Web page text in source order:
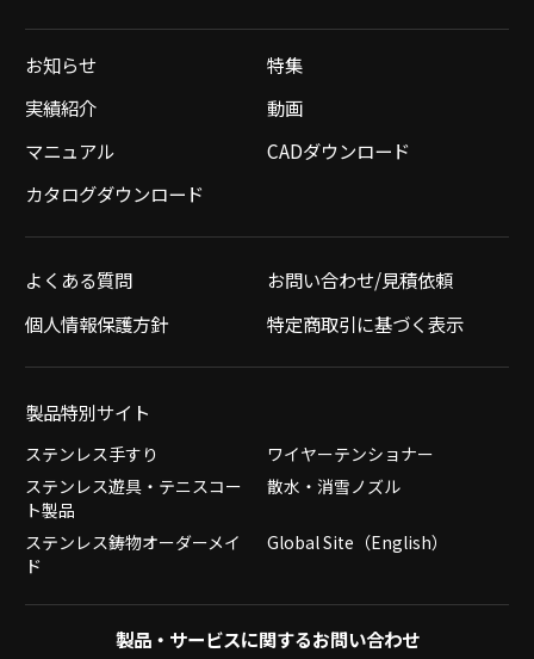
お知らせ
特集
実績紹介
動画
マニュアル
CADダウンロード
カタログダウンロード
よくある質問
お問い合わせ/見積依頼
個人情報保護方針
特定商取引に基づく表示
製品特別サイト
ステンレス手すり
ワイヤーテンショナー
ステンレス遊具・テニスコー
ト製品
散水・消雪ノズル
ステンレス鋳物オーダーメイ
ド
Global Site（English）
製品・サービスに関するお問い合わせ